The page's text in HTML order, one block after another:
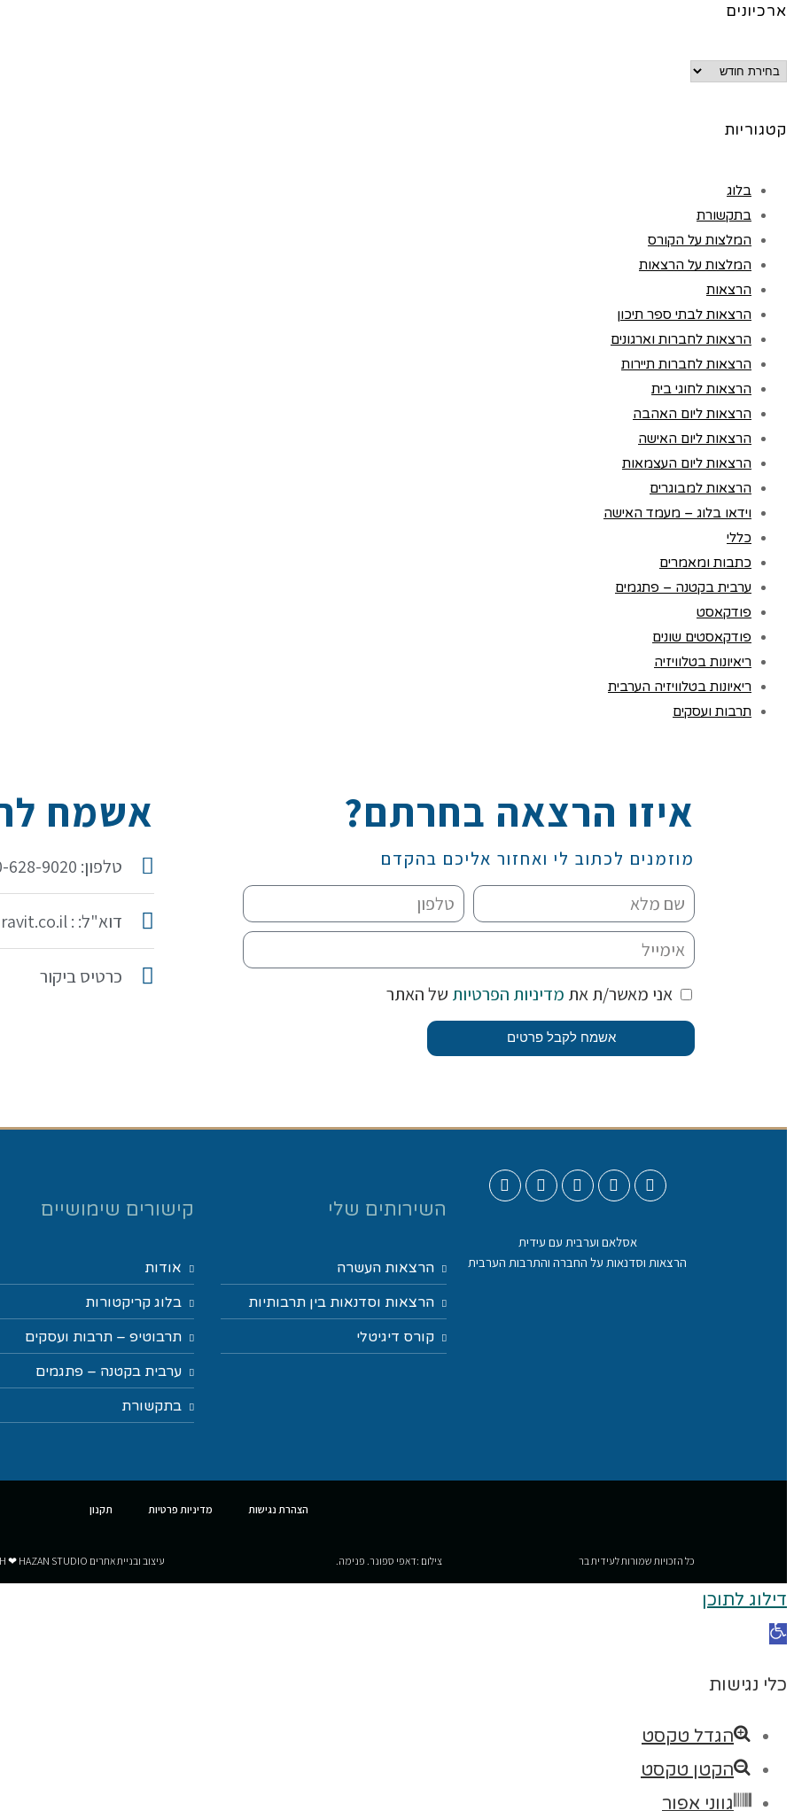
ארכיונים
קטגוריות
בלוג
בתקשורת
המלצות על הקורס
המלצות על הרצאות
הרצאות
הרצאות לבתי ספר תיכון
הרצאות לחברות וארגונים
הרצאות לחברות תיירות
הרצאות לחוגי בית
הרצאות ליום האהבה
הרצאות ליום האישה
הרצאות ליום העצמאות
הרצאות למבוגרים
וידאו בלוג – מעמד האישה
כללי
כתבות ומאמרים
ערבית בקטנה – פתגמים
פודקאסט
פודקאסטים שונים
ריאיונות בטלוויזיה
ריאיונות בטלוויזיה הערבית
תרבות ועסקים
איזו הרצאה בחרתם?
מוזמנים לכתוב לי ואחזור אליכם בהקדם
אני מאשר/ת את מדיניות הפרטיות של האתר
אשמח לקבל פרטים
אשמח
טלפון: 050-628-9020
דוא"ל: : idit@iditaravit.co.il
כרטיס ביקור
אסלאם וערבית עם עידית
הרצאות וסדנאות על החברה והתרבות הערבית
השירותים שלי
הרצאות העשרה
הרצאות וסדנאות בין תרבותיות
קורס דיגיטלי
קישורים שימושיים
אודות
בלוג קריקטורות
תרבוטיפ – תרבות ועסקים
ערבית בקטנה – פתגמים
בתקשורת
הצהרת נגישות מדיניות פרטיות תקנון
כל הזכויות שמורות לעידית בר צילום :דאפי ספונר. פנימה. עיצוב ובניית אתרים MADE WITH ❤ HAZAN STUDIO
דילוג לתוכן
פתח סרגל נגישות
כלי נגישות
הגדל טקסט
הקטן טקסט
גווני אפור